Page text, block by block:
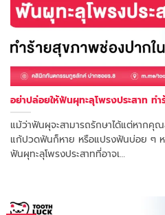
อย่าปล่อยให้ฟันผุทะลุโพรงประสาท ทำ
แม้ว่าฟันผุจะสามารถรักษาได้แต่หากคุ
แก้ปวดฟันก็หาย หรือแปรงฟันบ่อย ๆ
ฟันผุทะลุโพรงประสาทที่อาจเ…